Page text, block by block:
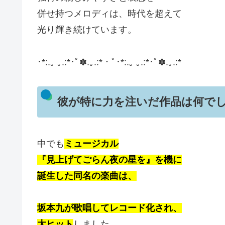
併せ持つメロディは、時代を超えて
光り輝き続けています。
･*:.｡ ｡.:*･ﾟ✽.｡.:*・ﾟ･*:.｡ ｡.:*･ﾟ✽.｡.:*
彼が特に力を注いだ作品は何で
中でも ミュージカル
『見上げてごらん夜の星を』を機に
誕生した同名の楽曲は、
坂本九が歌唱してレコード化され、